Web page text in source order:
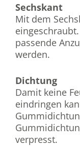
Sechskant
Mit dem
passende
werden.
Dichtung
Damit keine
eindringen
verpresst.